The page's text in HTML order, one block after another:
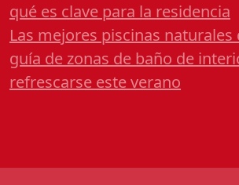
qué es clave para la residencia
Las mejores piscinas naturales
guía de zonas de baño de
refrescarse este verano